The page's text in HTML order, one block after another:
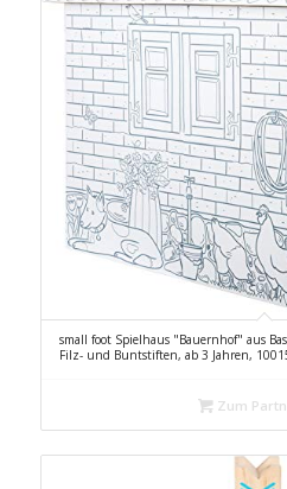
small foot Spielhaus "Bauernhof" aus
Filz- und Buntstiften, ab 3 Jahren,
Zum